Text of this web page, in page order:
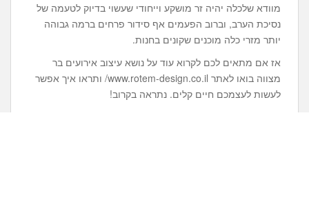
מוודא שלכלה יהיה זר מושקע וייחודי שעשוי בדיוק לטעמה של
נסיכת הערב, וברוב הפעמים אף סידור פרחים ברמה גבוהה
יותר מזרי כלה מוכנים שקונים בחנות.
אז אם מתאים לכם לקרוא עוד על נושא עיצוב אירועים בר
מצווה בואו לאתר www.rotem-design.co.il/ ותראו איך אפשר
לעשות לעצמכם חיים קלים. נתראה בקרוב!